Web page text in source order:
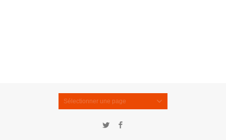
Sélectionner une page
Twitter